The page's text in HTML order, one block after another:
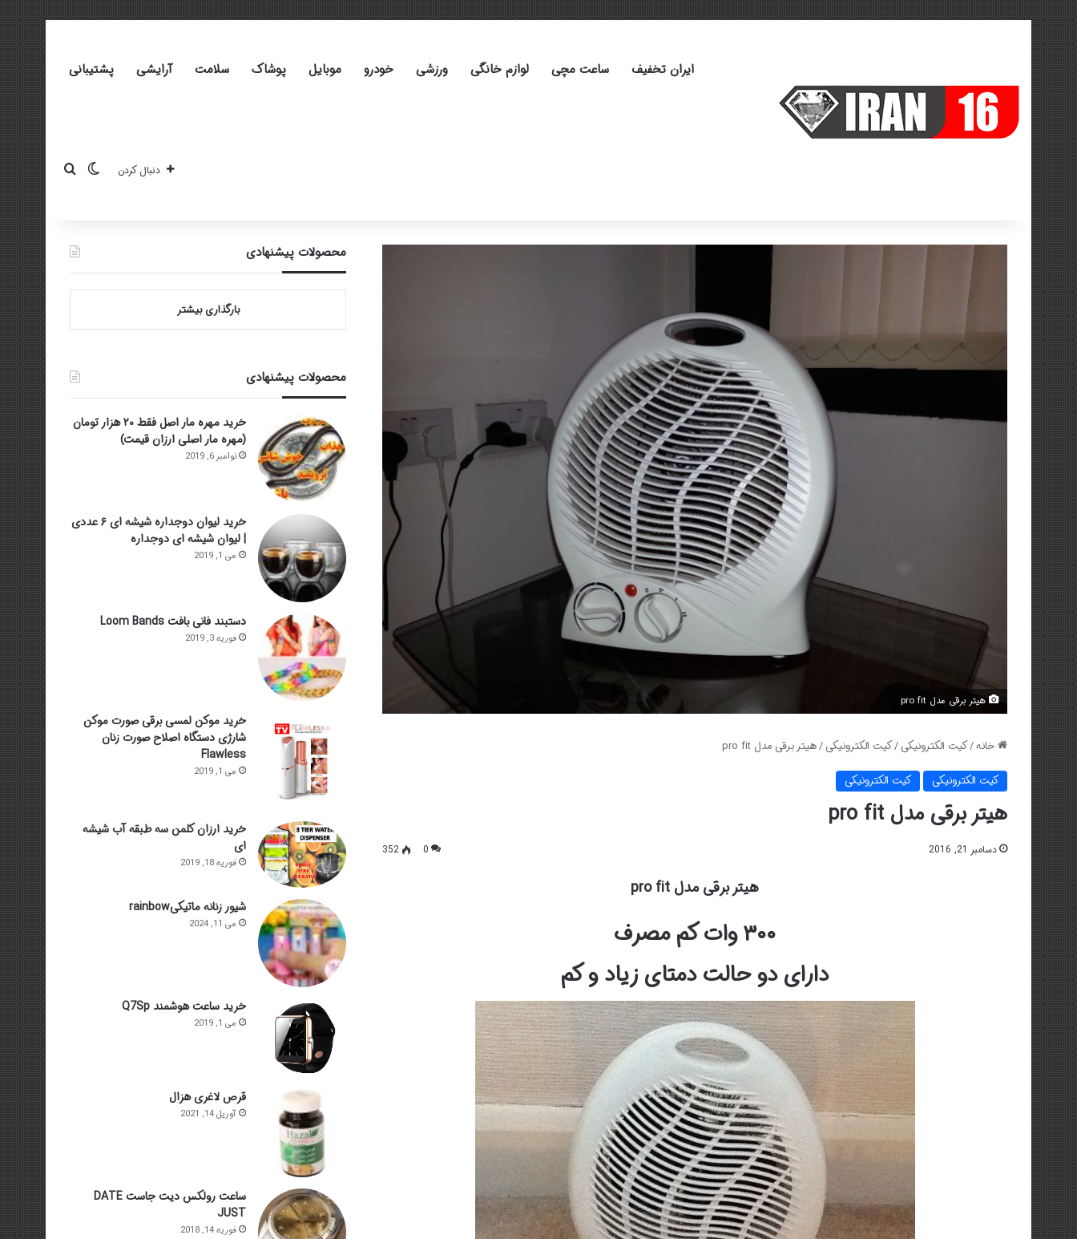
ایران تخفیف ساعت مچی لوازم خانگی ورزشی خودرو موبایل پوشاک سلامت آرایشی پشتیبانی
دنبال کردن تغییر پوسته
جستجو برای
هیتر برقی مدل pro fit
خانه/کیت الکترونیکی/کیت الکترونیکی/هیتر برقی مدل pro fit
کیت الکترونیکی کیت الکترونیکی
هیتر برقی مدل pro fit
دسامبر 21, 2016 0
352
هیتر برقی مدل pro fit
۳۰۰ وات کم مصرف
دارای دو حالت دمتای زیاد و کم
محصولات پیشنهادی
بارگذاری بیشتر
محصولات پیشنهادی
خرید مهره مار اصل فقط ۲۰ هزار تومان
(مهره مار اصلی ارزان قیمت)
نوامبر 6, 2019
خرید لیوان دوجداره شیشه ای ۶ عددی
| لیوان شیشه ای دوجداره
می 1, 2019
دستبند فانی بافت Loom Bands
فوریه 3, 2019
خرید موکن لمسی برقی صورت موکن
شارژی دستگاه اصلاح صورت زنان
Flawless
می 1, 2019
خرید ارزان کلمن سه طبقه آب شیشه
ای
فوریه 18, 2019
شیور زنانه ماتیکیrainbow
می 11, 2024
خرید ساعت هوشمند Q7Sp
می 1, 2019
قرص لاغری هزال
آوریل 14, 2021
ساعت رولکس دیت جاست DATE
JUST
فوریه 14, 2018